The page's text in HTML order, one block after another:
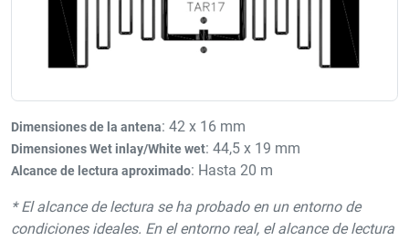
Dimensiones de la antena: 42 x 16 mm
Dimensiones Wet inlay/White wet: 44,5 x 19 mm
Alcance de lectura aproximado: Hasta 20 m
* El alcance de lectura se ha probado en un entorno de
condiciones ideales. En el entorno real, el alcance de lectura